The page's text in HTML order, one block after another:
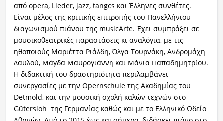
από opera, Lieder, jazz, tangos και Έλληνες συνθέτες.
Είναι μέλος της κριτικής επιτροπής του Πανελλήνιου
διαγωνισμού πιάνου της musicArte. Έχει συμπράξει σε
μουσικοθεατρικές παραστάσεις κι αναλόγια, με τις
ηθοποιούς Μαριέττα Ριάλδη, Όλγα Τουρνάκη, Ανδρομάχη
Δαυλού, Μάγδα Μαυρογιάννη και Μάνια Παπαδημητρίου.
Η διδακτική του δραστηριότητα περιλαμβάνει
συνεργασίες με την Opernschule της Ακαδημίας του
Detmold, και την μουσική σχολή καλών τεχνών στο
Gütersloh της Γερμανίας καθώς και με το Ελληνικό Ωδείο